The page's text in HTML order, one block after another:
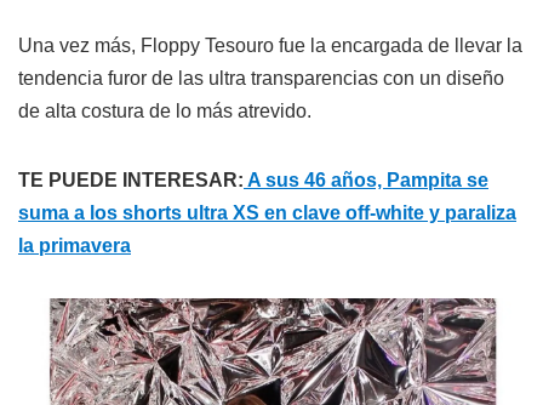
Una vez más, Floppy Tesouro fue la encargada de llevar la
tendencia furor de las ultra transparencias con un diseño
de alta costura de lo más atrevido.
TE PUEDE INTERESAR: A sus 46 años, Pampita se
suma a los shorts ultra XS en clave off-white y paraliza
la primavera